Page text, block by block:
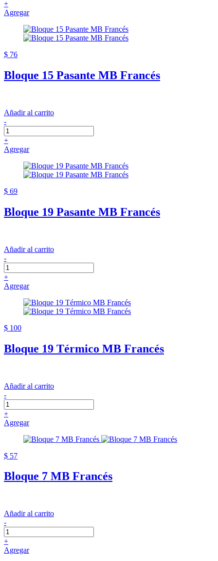
+
Agregar
$ 76
Bloque 15 Pasante MB Francés
Añadir al carrito
-
+
Agregar
$ 69
Bloque 19 Pasante MB Francés
Añadir al carrito
-
+
Agregar
$ 100
Bloque 19 Térmico MB Francés
Añadir al carrito
-
+
Agregar
$ 57
Bloque 7 MB Francés
Añadir al carrito
-
+
Agregar